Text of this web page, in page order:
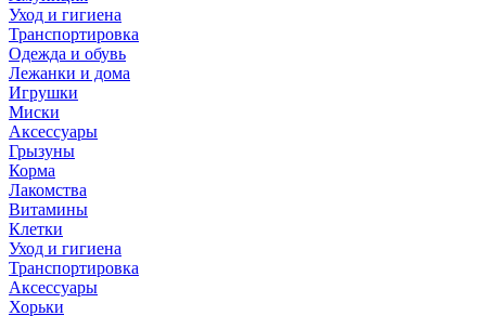
Уход и гигиена
Транспортировка
Одежда и обувь
Лежанки и дома
Игрушки
Миски
Аксессуары
Грызуны
Корма
Лакомства
Витамины
Клетки
Уход и гигиена
Транспортировка
Аксессуары
Хорьки